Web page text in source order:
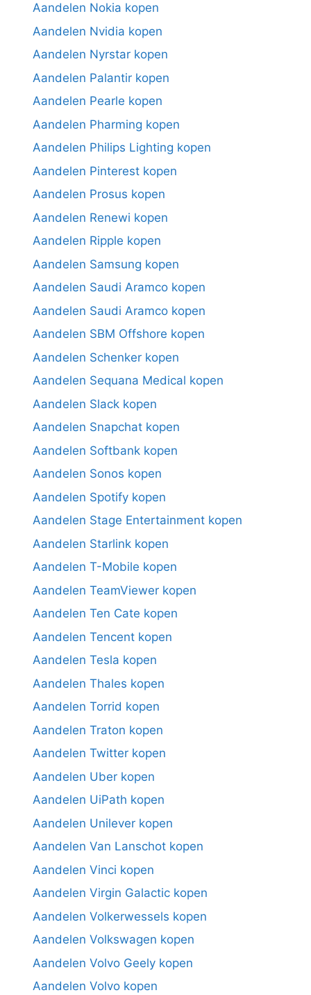
Aandelen Nokia kopen
Aandelen Nvidia kopen
Aandelen Nyrstar kopen
Aandelen Palantir kopen
Aandelen Pearle kopen
Aandelen Pharming kopen
Aandelen Philips Lighting kopen
Aandelen Pinterest kopen
Aandelen Prosus kopen
Aandelen Renewi kopen
Aandelen Ripple kopen
Aandelen Samsung kopen
Aandelen Saudi Aramco kopen
Aandelen Saudi Aramco kopen
Aandelen SBM Offshore kopen
Aandelen Schenker kopen
Aandelen Sequana Medical kopen
Aandelen Slack kopen
Aandelen Snapchat kopen
Aandelen Softbank kopen
Aandelen Sonos kopen
Aandelen Spotify kopen
Aandelen Stage Entertainment kopen
Aandelen Starlink kopen
Aandelen T-Mobile kopen
Aandelen TeamViewer kopen
Aandelen Ten Cate kopen
Aandelen Tencent kopen
Aandelen Tesla kopen
Aandelen Thales kopen
Aandelen Torrid kopen
Aandelen Traton kopen
Aandelen Twitter kopen
Aandelen Uber kopen
Aandelen UiPath kopen
Aandelen Unilever kopen
Aandelen Van Lanschot kopen
Aandelen Vinci kopen
Aandelen Virgin Galactic kopen
Aandelen Volkerwessels kopen
Aandelen Volkswagen kopen
Aandelen Volvo Geely kopen
Aandelen Volvo kopen